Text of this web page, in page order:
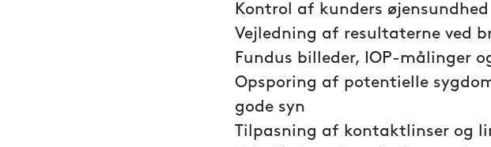
Kontrol af kunders
Vejledning af resultaterne ved
Fundus billeder, IOP-målinger
Opsporing af potentielle
gode syn
Tilpasning af kontaktlinser og